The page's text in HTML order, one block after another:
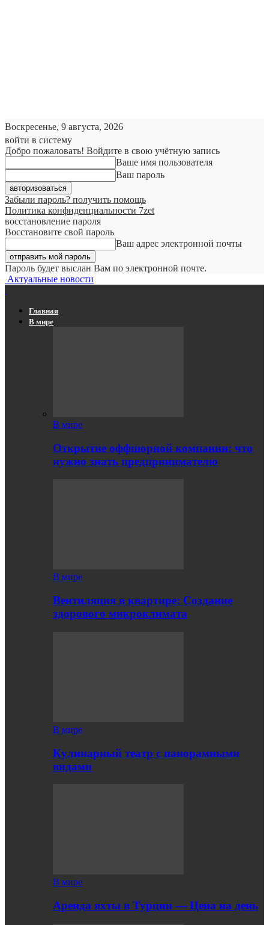
Воскресенье, 9 августа, 2026
войти в систему
Добро пожаловать! Войдите в свою учётную запись
Ваше имя пользователя
Ваш пароль
Забыли пароль? получить помощь
Политика конфиденциальности 7zet
восстановление пароля
Восстановите свой пароль
Ваш адрес электронной почты
Пароль будет выслан Вам по электронной почте.
Актуальные новости
Главная
В мире
В мире
Открытие оффшорной компании: что
нужно знать предпринимателю
В мире
Вентиляция в квартире: Создание
здорового микроклимата
В мире
Кулинарный театр с панорамными
видами
В мире
Аренда яхты в Турции — Цена на день